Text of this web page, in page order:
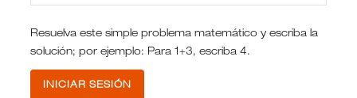
Resuelva este simple problema matemático y escriba la
solución; por ejemplo: Para 1+3, escriba 4.